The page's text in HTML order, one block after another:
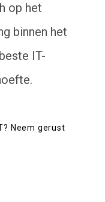
op het
binnen het
IT-
Neem gerust